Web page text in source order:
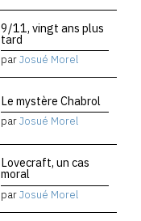
9/11, vingt ans plus
tard
parJosué Morel
Le mystère Chabrol
parJosué Morel
Lovecraft, un cas
moral
parJosué Morel